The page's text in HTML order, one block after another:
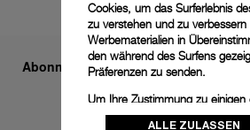
Abonnieren Sie unseren Newsletter
Cookies, um das Surferlebnis
zu verstehen und zu verbessern
Werbematerialien in
den während des Surfens
Präferenzen zu senden.
Um Ihre Zustimmung zu einigen
Cookies zu ändern oder zu
ALLE ZULASSEN